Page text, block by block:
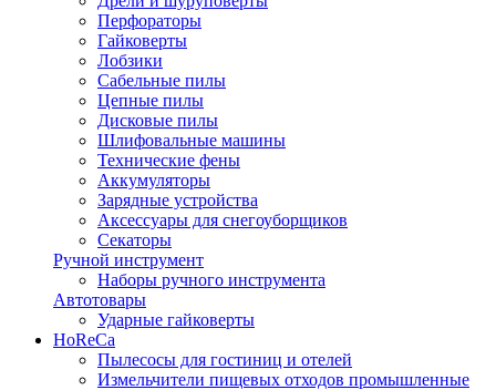
Перфораторы
Гайковерты
Лобзики
Сабельные пилы
Цепные пилы
Дисковые пилы
Шлифовальные машины
Технические фены
Аккумуляторы
Зарядные устройства
Аксессуары для снегоуборщиков
Секаторы
Ручной инструмент
Наборы ручного инструмента
Автотовары
Ударные гайковерты
HoReCa
Пылесосы для гостиниц и отелей
Измельчители пищевых отходов промышленные